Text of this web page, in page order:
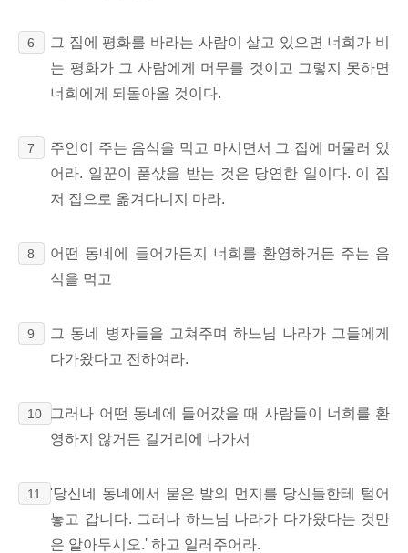
6
그 집에 평화를 바라는 사람이 살고 있으면 너희가 비
는 평화가 그 사람에게 머무를 것이고 그렇지 못하면
너희에게 되돌아올 것이다.
7
주인이 주는 음식을 먹고 마시면서 그 집에 머물러 있
어라. 일꾼이 품삯을 받는 것은 당연한 일이다. 이 집
저 집으로 옮겨다니지 마라.
8
어떤 동네에 들어가든지 너희를 환영하거든 주는 음
식을 먹고
9
그 동네 병자들을 고쳐주며 하느님 나라가 그들에게
다가왔다고 전하여라.
10
그러나 어떤 동네에 들어갔을 때 사람들이 너희를 환
영하지 않거든 길거리에 나가서
11
'당신네 동네에서 묻은 발의 먼지를 당신들한테 털어
놓고 갑니다. 그러나 하느님 나라가 다가왔다는 것만
은 알아두시오.' 하고 일러주어라.